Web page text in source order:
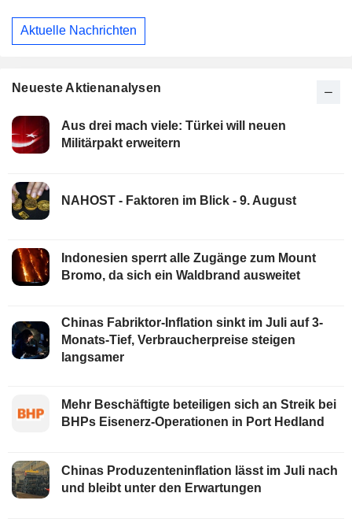
Aktuelle Nachrichten
Neueste Aktienanalysen
Aus drei mach viele: Türkei will neuen
Militärpakt erweitern
NAHOST - Faktoren im Blick - 9. August
Indonesien sperrt alle Zugänge zum Mount
Bromo, da sich ein Waldbrand ausweitet
Chinas Fabriktor-Inflation sinkt im Juli auf 3-
Monats-Tief, Verbraucherpreise steigen
langsamer
Mehr Beschäftigte beteiligen sich an Streik bei
BHPs Eisenerz-Operationen in Port Hedland
Chinas Produzenteninflation lässt im Juli nach
und bleibt unter den Erwartungen